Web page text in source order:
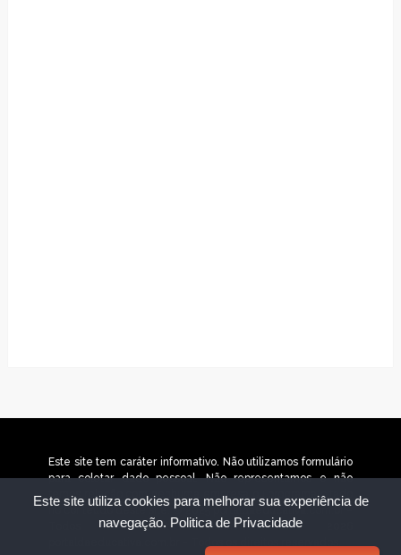
Este site utiliza cookies para melhorar sua experiência de
navegação. Politica de Privacidade
Este site tem caráter informativo. Não utilizamos formulário
para coletar dado pessoal. Não representamos e não
temos relação com nenhuma empresa ou programa citado
no conteúdo deste site. © 2025 portaldaeducativa.com.br –
Todos os direitos reservados. © 2026